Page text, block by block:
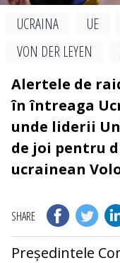
UCRAINA UE
VON DER LEYEN
Alertele de
în întreaga
unde liderii
de joi pentru
ucrainean
SHARE
Președintele